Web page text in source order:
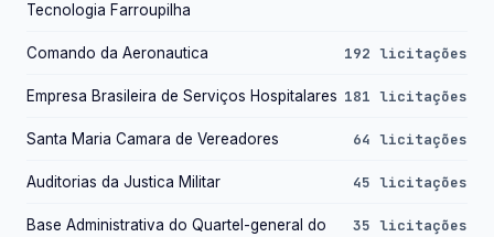
Tecnologia Farroupilha
Comando da Aeronautica 192 licitações
Empresa Brasileira de Serviços Hospitalares 181 licitações
Santa Maria Camara de Vereadores 64 licitações
Auditorias da Justica Militar 45 licitações
Base Administrativa do Quartel-general do
35 licitações